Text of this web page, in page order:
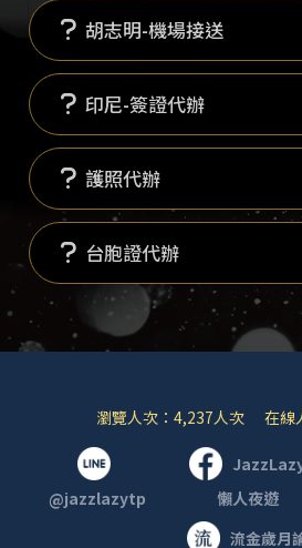
胡志明-機場接送
印尼-簽證代辦
護照代辦
台胞證代辦
瀏覽人次：4,237人次 在線
@jazzlazytp
懶人夜遊
流金歲月